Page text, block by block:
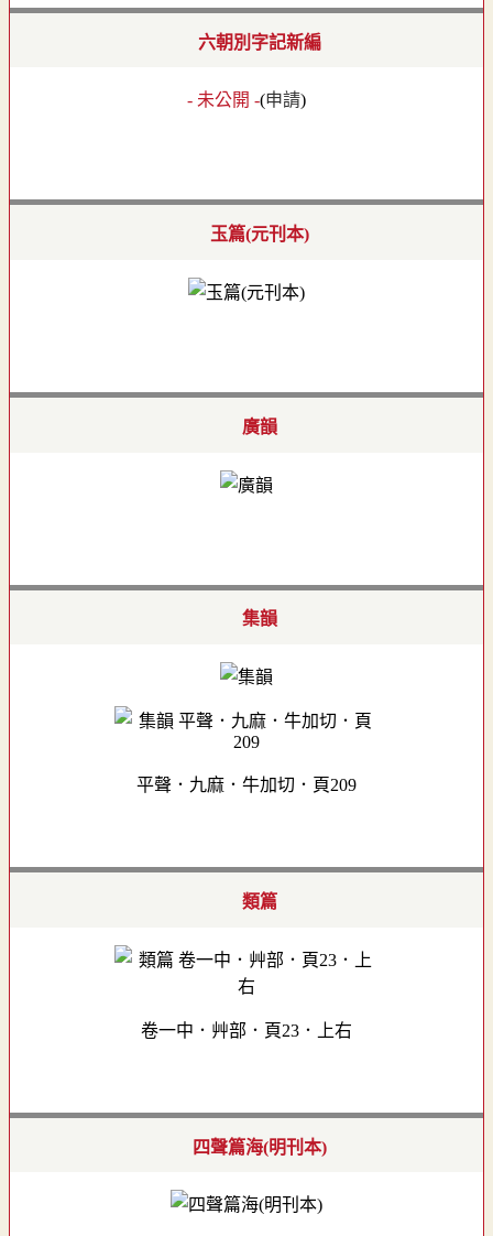
六朝別字記新編
- 未公開 -(申請)
玉篇(元刊本)
廣韻
集韻
平聲．九麻．牛加切．頁209
類篇
卷一中．艸部．頁23．上右
四聲篇海(明刊本)